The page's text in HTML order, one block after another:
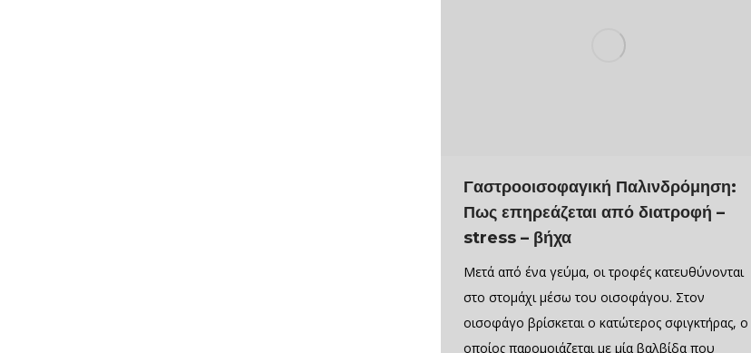
Γαστροοισοφαγική Παλινδρόμηση:
Πως επηρεάζεται από διατροφή –
stress – βήχα
Μετά από ένα γεύμα, οι τροφές κατευθύνονται
στο στομάχι μέσω του οισοφάγου. Στον
οισοφάγο βρίσκεται ο κατώτερος σφιγκτήρας, ο
οποίος παρομοιάζεται με μία βαλβίδα που